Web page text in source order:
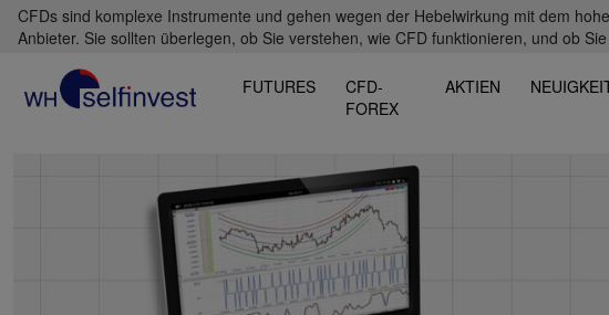
CFDs sind komplexe Instrumente und gehen wegen der Hebelwirkung mit dem
Anbieter. Sie sollten überlegen, ob Sie verstehen, wie CFD funktionieren, und ob
FUTURES
CFD-
FOREX
AKTIEN